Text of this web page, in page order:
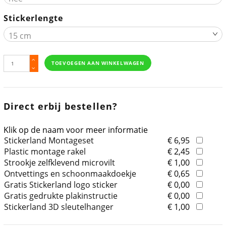
Stickerlengte
TOEVOEGEN AAN WINKELWAGEN
Direct erbij bestellen?
Klik op de naam voor meer informatie
Stickerland Montageset
€ 6,95
Plastic montage rakel
€ 2,45
Strookje zelfklevend microvilt
€ 1,00
Ontvettings en schoonmaakdoekje
€ 0,65
Gratis Stickerland logo sticker
€ 0,00
Gratis gedrukte plakinstructie
€ 0,00
Stickerland 3D sleutelhanger
€ 1,00